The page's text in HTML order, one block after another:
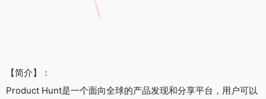
【简介】：
Product Hunt是一个面向全球的产品发现和分享平台，用户可以